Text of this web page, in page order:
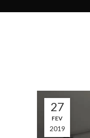
27
FEV
2019